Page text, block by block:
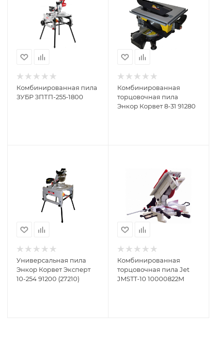
Комбинированная пила
ЗУБР ЗПТП-255-1800
Комбинированная
торцовочная пила
Энкор Корвет 8-31 91280
Универсальная пила
Энкор Корвет Эксперт
10-254 91200 (27210)
Комбинированная
торцовочная пила Jet
JMSTT-10 10000822M